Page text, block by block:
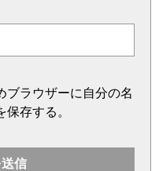
ブラウザーに自分の名
存する。